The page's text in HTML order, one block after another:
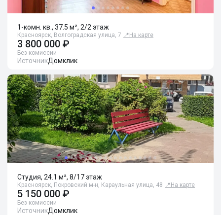
1-комн. кв., 37.5 м², 2/2 этаж
Красноярск, Волгоградская улица, 7 📍 На карте
3 800 000 ₽
Без комиссии
ИсточникДомклик
Студия, 24.1 м², 8/17 этаж
Красноярск, Покровский м-н, Караульная улица, 48 📍 На карте
5 150 000 ₽
Без комиссии
ИсточникДомклик